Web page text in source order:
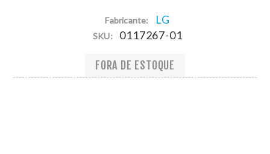
Fabricante: LG
SKU: 0117267-01
FORA DE ESTOQUE